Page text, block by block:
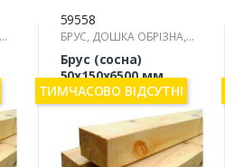
59558
БРУС, ДОШКА ОБРІЗНА,
РЕЙКА
Брус (сосна)
50х150х6500 мм
ТИМЧАСОВО ВІДСУТНІ